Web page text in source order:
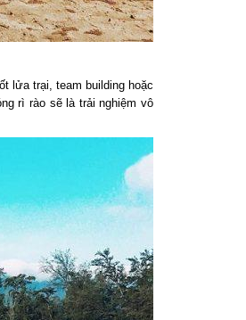
lửa trại, team building hoặc
rì rào sẽ là trải nghiệm vô